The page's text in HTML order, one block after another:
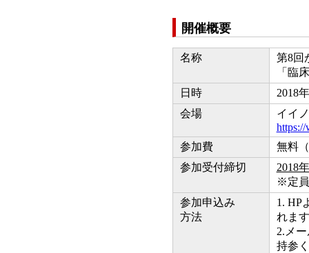
開催概要
名称
第8回
「臨
日時
2018
会場
イイ
参加費
無料
参加受付締切
2018
※定員
参加申込み
方法
1. HP
れま
2.メ
持参